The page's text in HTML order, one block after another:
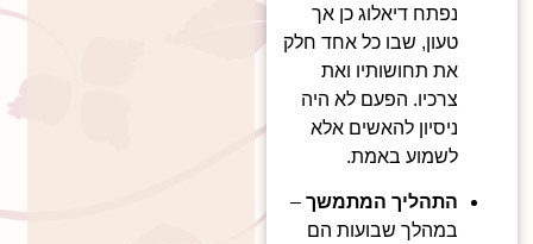
נפתח דיאלוג כן אך
טעון, שבו כל אחד חלק
את תחושותיו ואת
צרכיו. הפעם לא היה
ניסיון להאשים אלא
לשמוע באמת.
התהליך המתמשך –
במהלך שבועות הם